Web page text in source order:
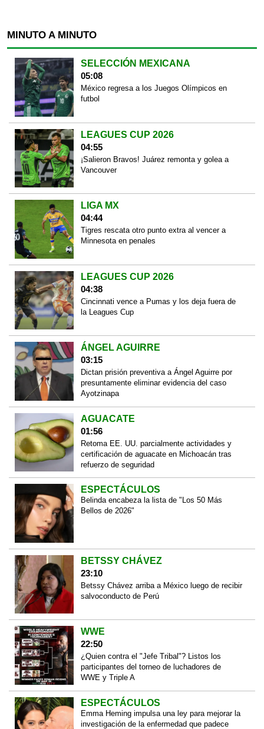
MINUTO A MINUTO
SELECCIÓN MEXICANA
05:08
México regresa a los Juegos Olímpicos en
futbol
LEAGUES CUP 2026
04:55
¡Salieron Bravos! Juárez remonta y golea a
Vancouver
LIGA MX
04:44
Tigres rescata otro punto extra al vencer a
Minnesota en penales
LEAGUES CUP 2026
04:38
Cincinnati vence a Pumas y los deja fuera de
la Leagues Cup
ÁNGEL AGUIRRE
03:15
Dictan prisión preventiva a Ángel Aguirre por
presuntamente eliminar evidencia del caso
Ayotzinapa
AGUACATE
01:56
Retoma EE. UU. parcialmente actividades y
certificación de aguacate en Michoacán tras
refuerzo de seguridad
ESPECTÁCULOS
Belinda encabeza la lista de "Los 50 Más
Bellos de 2026"
BETSSY CHÁVEZ
23:10
Betssy Chávez arriba a México luego de recibir
salvoconducto de Perú
WWE
22:50
¿Quien contra el "Jefe Tribal"? Listos los
participantes del torneo de luchadores de
WWE y Triple A
ESPECTÁCULOS
Emma Heming impulsa una ley para mejorar la
investigación de la enfermedad que padece